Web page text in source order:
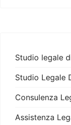
Studio legale
Studio Legale
Consulenza
Assistenza